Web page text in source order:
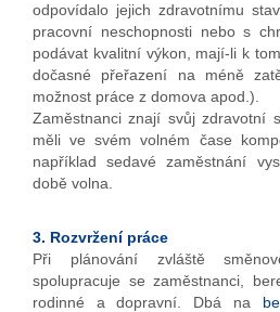
odpovídalo jejich zdravotnímu
pracovní neschopnosti nebo s
podávat kvalitní výkon, mají-li k
dočasné přeřazení na méně
možnost práce z domova apod.).
Zaměstnanci znají svůj zdravotní
měli ve svém volném čase
například sedavé zaměstnání
době volna.
3. Rozvržení práce
Při plánování zvláště
spolupracuje se zaměstnanci,
rodinné a dopravní. Dbá na